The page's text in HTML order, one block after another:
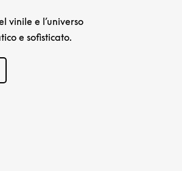
vinile e l’universo
e sofisticato.